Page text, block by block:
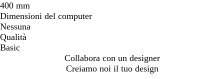
400 mm
Dimensioni del computer
Nessuna
Qualità
Basic
Collabora con un designer
Creiamo noi il tuo design